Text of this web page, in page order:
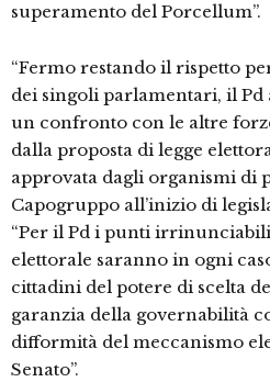
superamento del Porcellum”.
“Fermo restando il rispetto
dei singoli parlamentari, il Pd
un confronto con le altre
dalla proposta di legge
approvata dagli organismi di
Capogruppo all’inizio di
“Per il Pd i punti
elettorale saranno in ogni
cittadini del potere di scelta
garanzia della governabilità
difformità del meccanismo
Senato”.